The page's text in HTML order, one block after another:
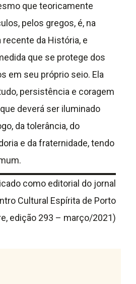
que teoricamente
pelos gregos, é, na
da História, e
que se protege dos
em seu próprio seio. Ela
persistência e coragem
deverá ser iluminado
da tolerância, do
e da fraternidade, tendo
como editorial do jornal
Cultural Espírita de Porto
edição 293 – março/2021)